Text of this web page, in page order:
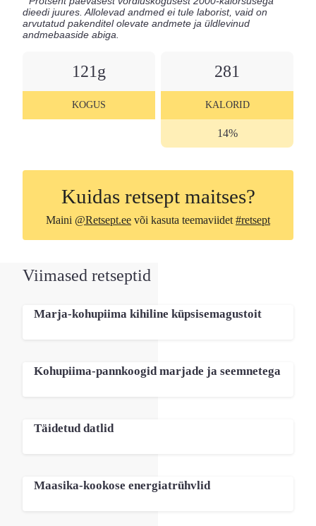
KOGUS
121
KALORID
281
14%
Kuidas retsept maitses?
Maini @Retsept.ee või kasuta teemaviidet #retsept
Viimased retseptid
Marja-kohupiima kihiline küpsisemagustoit
Kohupiima-pannkoogid marjade ja seemnetega
Täidetud datlid
Maasika-kookose energiatrühvlid